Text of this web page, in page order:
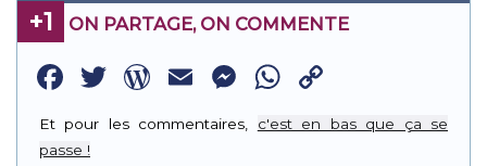
+1 ON PARTAGE, ON COMMENTE
Facebook
Twitter
WordPress
EmailMessenger
WhatsApp
Link
Et pour les commentaires, c'est en bas que ça se
passe !